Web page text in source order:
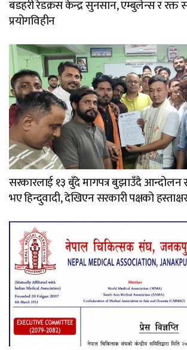
बडहरी रेडक्रस केन्द्र सुनसान, एम्बुलेन्स र
प्रयोगविहीन
सरकारलाई १३ बुँदे मागपत्र बुझाउँदै आन्दोलन
भए हिन्दुवादी, देखिएन सरकारी पक्षको